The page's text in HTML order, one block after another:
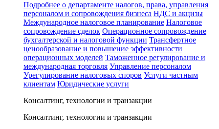
Подробнее о департаменте налогов, права, управления
персоналом и сопровождения бизнеса НДС и акцизы
Международное налоговое планирование Налоговое
сопровождение сделок Операционное сопровождение
бухгалтерской и налоговой функции Трансфертное
ценообразование и повышение эффективности
операционных моделей Таможенное регулирование и
международная торговля Управление персоналом
Урегулирование налоговых споров Услуги частным
клиентам Юридические услуги
Консалтинг, технологии и транзакции
Консалтинг, технологии и транзакции